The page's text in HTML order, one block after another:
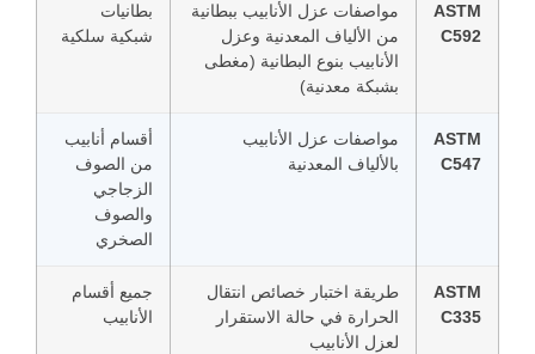
ASTM
C592
مواصفات عزل الأنابيب ببطانية
من الألياف المعدنية وعزل
الأنابيب بنوع البطانية (مغطى
بشبكة معدنية)
بطانيات
شبكية سلكية
ASTM
C547
مواصفات عزل الأنابيب
بالألياف المعدنية
أقسام أنابيب
من الصوف
الزجاجي
والصوف
الصخري
ASTM
C335
طريقة اختبار خصائص انتقال
الحرارة في حالة الاستقرار
لعزل الأنابيب
جميع أقسام
الأنابيب